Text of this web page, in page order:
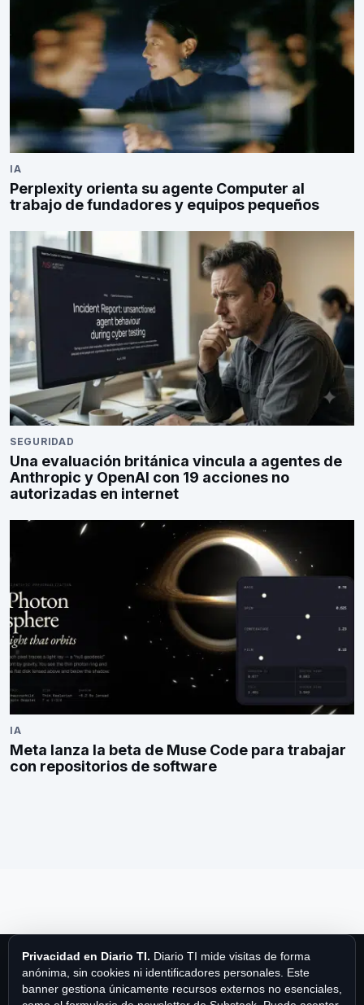
IA
Perplexity orienta su agente Computer al
trabajo de fundadores y equipos pequeños
SEGURIDAD
Una evaluación británica vincula a agentes de
Anthropic y OpenAI con 19 acciones no
autorizadas en internet
IA
Meta lanza la beta de Muse Code para trabajar
con repositorios de software
Privacidad en Diario TI. Diario TI mide visitas de forma
anónima, sin cookies ni identificadores personales. Este
banner gestiona únicamente recursos externos no esenciales,